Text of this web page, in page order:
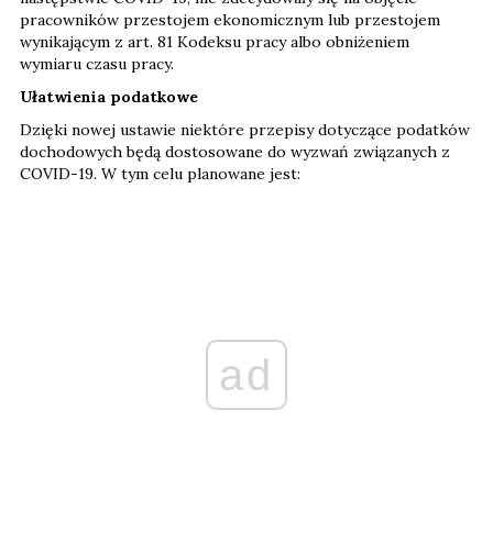
pracowników przestojem ekonomicznym lub przestojem
wynikającym z art. 81 Kodeksu pracy albo obniżeniem
wymiaru czasu pracy.
Ułatwienia podatkowe
Dzięki nowej ustawie niektóre przepisy dotyczące podatków
dochodowych będą dostosowane do wyzwań związanych z
COVID-19. W tym celu planowane jest:
ad